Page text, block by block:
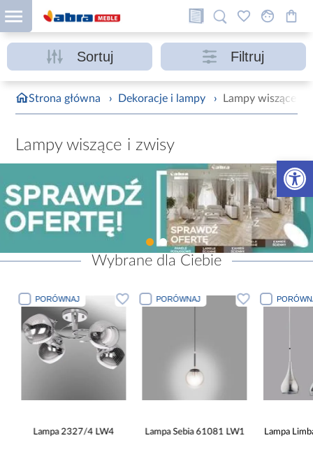
Otwórz
Sortuj Filtruj
Strona główna › Dekoracje i lampy › Lampy wiszące i
Lampy wiszące i zwisy
Wybrane dla Ciebie
PORÓWNAJ
Lampa 2327/4 LW4
PORÓWNAJ
Lampa Sebia 61081 LW1 Lampa